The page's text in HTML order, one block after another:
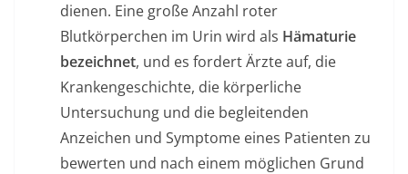
dienen. Eine große Anzahl roter
Blutkörperchen im Urin wird als Hämaturie
bezeichnet, und es fordert Ärzte auf, die
Krankengeschichte, die körperliche
Untersuchung und die begleitenden
Anzeichen und Symptome eines Patienten zu
bewerten und nach einem möglichen Grund